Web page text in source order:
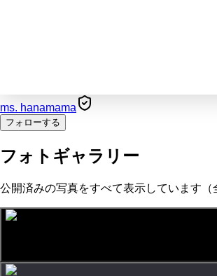
ms. hanamama
フォローする
フォトギャラリー
公開済みの写真をすべて表示しています（